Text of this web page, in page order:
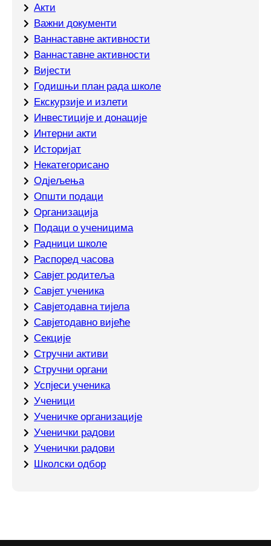
Акти
Важни документи
Ваннаставне активности
Ваннаставне активности
Вијести
Годишњи план рада школе
Екскурзије и излети
Инвестиције и донације
Интерни акти
Историјат
Некатегорисано
Одјељења
Општи подаци
Организација
Подаци о ученицима
Радници школе
Распоред часова
Савјет родитеља
Савјет ученика
Савјетодавна тијела
Савјетодавно вијеће
Секције
Стручни активи
Стручни органи
Успјеси ученика
Ученици
Ученичке организације
Ученички радови
Ученички радови
Школски одбор